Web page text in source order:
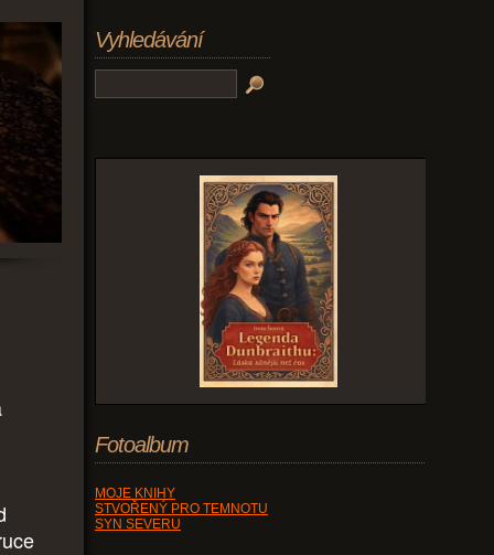
Vyhledávání
Fotoalbum
MOJE KNIHY
STVOŘENÝ PRO TEMNOTU
SYN SEVERU